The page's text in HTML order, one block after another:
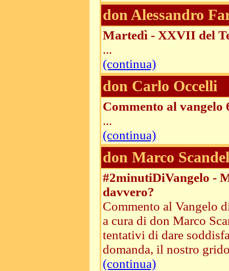
don Alessandro
Martedì - XXVII del
...
(continua)
don Carlo Occelli
Commento al vangelo
...
(continua)
don Marco
#2minutiDiVangelo -
davvero?
Commento al Vangelo
a cura di don Marco
tentativi di dare
domanda, il nostro
(continua)